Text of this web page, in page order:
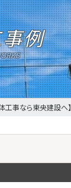
例
事なら東央建設へ】